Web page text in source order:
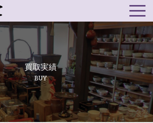
買取実績
BUY